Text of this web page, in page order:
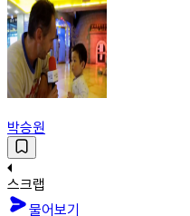
박승원
스크랩
물어보기